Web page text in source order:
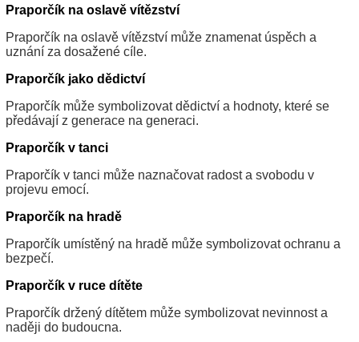
Praporčík na oslavě vítězství
Praporčík na oslavě vítězství může znamenat úspěch a
uznání za dosažené cíle.
Praporčík jako dědictví
Praporčík může symbolizovat dědictví a hodnoty, které se
předávají z generace na generaci.
Praporčík v tanci
Praporčík v tanci může naznačovat radost a svobodu v
projevu emocí.
Praporčík na hradě
Praporčík umístěný na hradě může symbolizovat ochranu a
bezpečí.
Praporčík v ruce dítěte
Praporčík držený dítětem může symbolizovat nevinnost a
naději do budoucna.